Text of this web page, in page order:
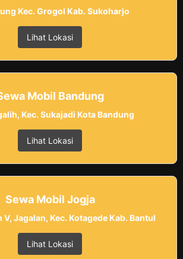
Kec. Grogol Kab. Sukoharjo
Lihat Lokasi
Mobil Bandung
Kec. Sukajadi Kota Bandung
Lihat Lokasi
Sewa Mobil Jogja
Jagalan, Kec. Kotagede Kab. Bantul
Lihat Lokasi